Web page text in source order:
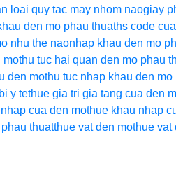
loai quy tac may nhom naogiay
den mo phau thuaths code
nhu the naonhap khau den mo
mothu tuc hai quan den mo phau
den mothu tuc nhap khau den mo
y tethue gia tri gia tang cua den
cua den mothue khau nhap
thuatthue vat den mothue vat